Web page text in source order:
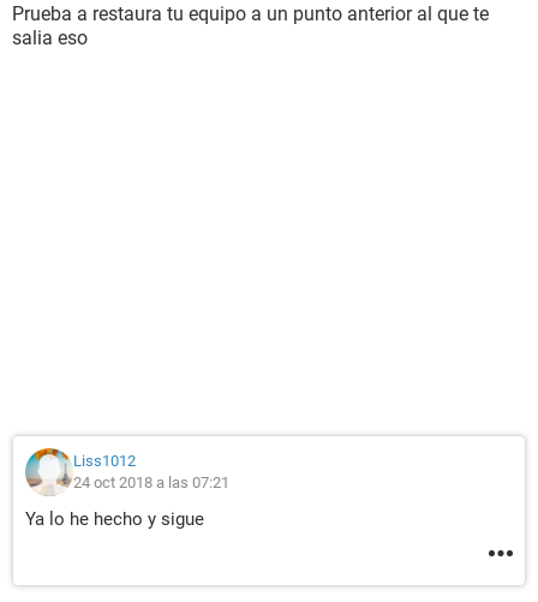
Prueba a restaura tu equipo a un punto anterior al que te
salia eso
Liss1012
24 oct 2018 a las 07:21
Ya lo he hecho y sigue